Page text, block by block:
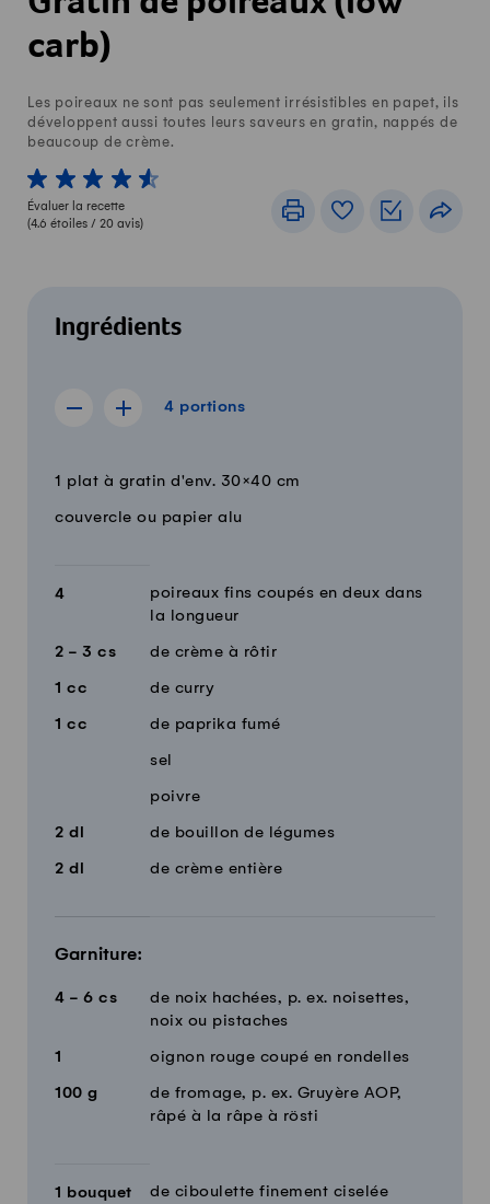
carb)
Les poireaux ne sont pas seulement irrésistibles en papet, ils
développent aussi toutes leurs saveurs en gratin, nappés de
beaucoup de crème.
1 von 5 étoiles
2 von 5 étoiles
3 von 5 étoiles
4 von 5 étoiles
5 von 5 étoiles
Évaluer la recette
(4.6 étoiles / 20 avis)
ImprimerLivre de recettes
Listes de
Ingrédients
4 portions
Afficher la recette de 3 portions
Afficher la recette de 5 portions
4 portions
QuantitéIngrédients
1 plat à gratin d'env. 30×40 cm
couvercle ou papier alu
4
poireaux fins coupés en deux dans
la longueur
2 - 3 cs de crème à rôtir
1 cc de curry
1 cc de paprika fumé
sel
poivre
2 dl de bouillon de légumes
2 dl de crème entière
Garniture:
4 - 6 cs
de noix hachées, p. ex. noisettes,
noix ou pistaches
1 oignon rouge coupé en rondelles
100 g
de fromage, p. ex. Gruyère AOP,
râpé à la râpe à rösti
1 bouquet de ciboulette finement ciselée